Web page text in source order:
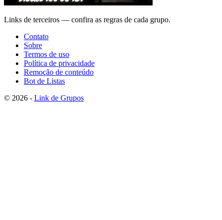
Links de terceiros — confira as regras de cada grupo.
Contato
Sobre
Termos de uso
Política de privacidade
Remoção de conteúdo
Bot de Listas
© 2026 - Link de Grupos